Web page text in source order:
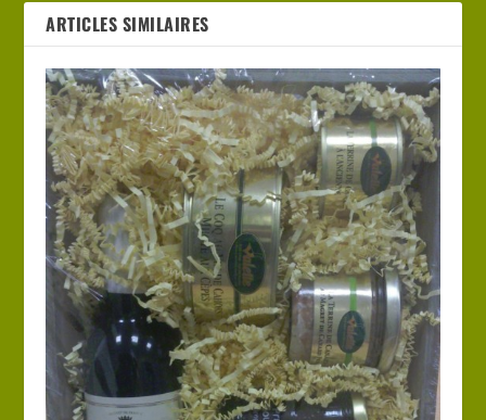
ARTICLES SIMILAIRES